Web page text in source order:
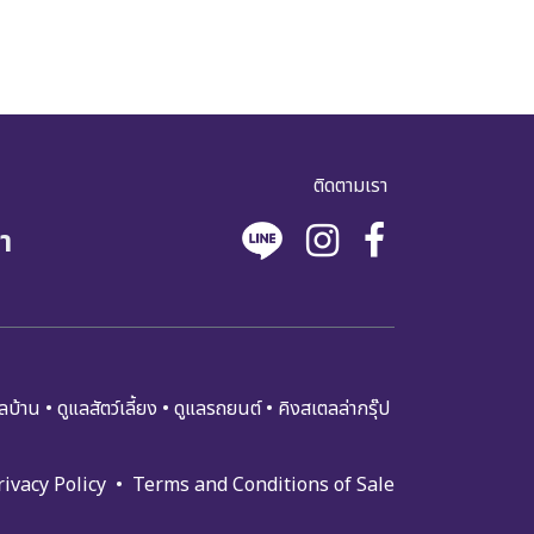
ติดตามเรา
บ้า​น • ดูแล​สัตว์เลี้ยง • ดูแล​รถย​นต์• คิงสเตลล่ากรุ๊ป
Policy • Terms and Condi​tions of Sale